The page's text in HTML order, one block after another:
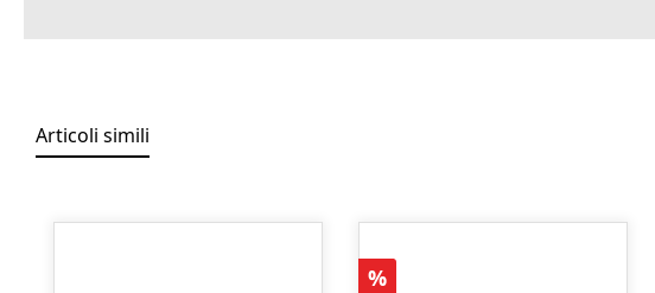
Articoli simili
Sconto
%